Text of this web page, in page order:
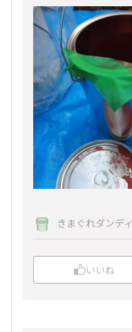
きまぐれダンディ
いいね